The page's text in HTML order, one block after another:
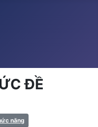
ĐỀ
năng